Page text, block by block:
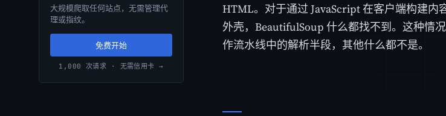
大规模爬取任何站点，无需管理代
理或指纹。
免费开始
1,000 次请求 · 无需信用卡 →
HTML。对于通过 JavaScript 在客户端构建
外壳，BeautifulSoup 什么都找不到。这种情
作流水线中的解析半段，其他什么都不是。